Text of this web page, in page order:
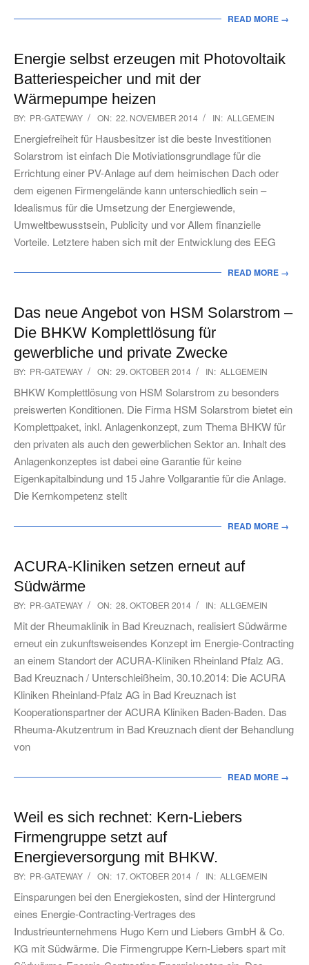
READ MORE →
Energie selbst erzeugen mit Photovoltaik
Batteriespeicher und mit der
Wärmepumpe heizen
2014-
11-
22
BY: PR-GATEWAY ON: 22. NOVEMBER 2014 IN: ALLGEMEIN
Energiefreiheit für Hausbesitzer ist die beste Investitionen
Solarstrom ist einfach Die Motiviationsgrundlage für die
Errichtung einer PV-Anlage auf dem heimischen Dach oder
dem eigenen Firmengelände kann unterschiedlich sein –
Idealismus für die Umsetzung der Energiewende,
Umweltbewusstsein, Publicity und vor Allem finanzielle
Vorteile. Letztere haben sich mit der Entwicklung des EEG
READ MORE →
Das neue Angebot von HSM Solarstrom –
Die BHKW Komplettlösung für
gewerbliche und private Zwecke
2014-
10-
29
BY: PR-GATEWAY ON: 29. OKTOBER 2014 IN: ALLGEMEIN
BHKW Komplettlösung von HSM Solarstrom zu besonders
preiswerten Konditionen. Die Firma HSM Solarstrom bietet ein
Komplettpaket, inkl. Anlagenkonzept, zum Thema BHKW für
den privaten als auch den gewerblichen Sektor an. Inhalt des
Anlagenkonzeptes ist dabei eine Garantie für keine
Eigenkapitalbindung und 15 Jahre Vollgarantie für die Anlage.
Die Kernkompetenz stellt
READ MORE →
ACURA-Kliniken setzen erneut auf
Südwärme
2014-
10-
28
BY: PR-GATEWAY ON: 28. OKTOBER 2014 IN: ALLGEMEIN
Mit der Rheumaklinik in Bad Kreuznach, realisiert Südwärme
erneut ein zukunftsweisendes Konzept im Energie-Contracting
an einem Standort der ACURA-Kliniken Rheinland Pfalz AG.
Bad Kreuznach / Unterschleißheim, 30.10.2014: Die ACURA
Kliniken Rheinland-Pfalz AG in Bad Kreuznach ist
Kooperationspartner der ACURA Kliniken Baden-Baden. Das
Rheuma-Akutzentrum in Bad Kreuznach dient der Behandlung
von
READ MORE →
Weil es sich rechnet: Kern-Liebers
Firmengruppe setzt auf
Energieversorgung mit BHKW.
2014-
10-
17
BY: PR-GATEWAY ON: 17. OKTOBER 2014 IN: ALLGEMEIN
Einsparungen bei den Energiekosten, sind der Hintergrund
eines Energie-Contracting-Vertrages des
Industrieunternehmens Hugo Kern und Liebers GmbH & Co.
KG mit Südwärme. Die Firmengruppe Kern-Liebers spart mit